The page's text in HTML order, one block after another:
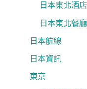
日本東北酒店
日本東北餐廳
日本航線
日本資訊
東京